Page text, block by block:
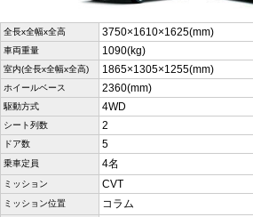
全長x全幅x全高 3750×1610×1625(mm)
車両重量 1090(kg)
室内(全長x全幅x全高) 1865×1305×1255(mm)
ホイールベース 2360(mm)
駆動方式 4WD
シート列数 2
ドア数 5
乗車定員 4名
ミッション CVT
ミッション位置 コラム